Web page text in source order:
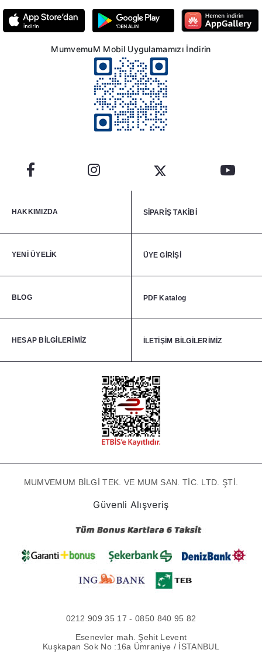
MumvemuM Mobil Uygulamamızı İndirin
HAKKIMIZDA SİPARİŞ TAKİBİ
YENİ ÜYELİK ÜYE GİRİŞİ
BLOG PDF Katalog
HESAP BİLGİLERİMİZ İLETİŞİM BİLGİLERİMİZ
MUMVEMUM BİLGİ TEK. VE MUM SAN. TİC. LTD. ŞTİ.
Güvenli Alışveriş
0212 909 35 17 - 0850 840 95 82
Esenevler mah. Şehit Levent
Kuşkapan Sok No :16a Ümraniye / İSTANBUL